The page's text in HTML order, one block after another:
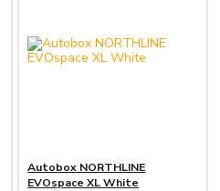
Autobox NORTHLINE
EVOspace XL White